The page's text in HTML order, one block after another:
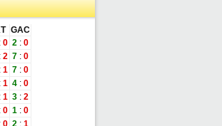
GAC
: 0 2 : 0
: 2 7 : 0
: 1 7 : 0
: 1 4 : 0
: 1 3 : 2
: 0 1 : 0